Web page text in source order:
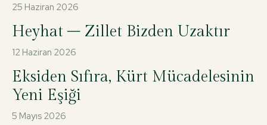
25 Haziran 2026
Heyhat – Zillet Bizden Uzaktır
12 Haziran 2026
Eksiden Sıfıra, Kürt Mücadelesinin
Yeni Eşiği
5 Mayıs 2026